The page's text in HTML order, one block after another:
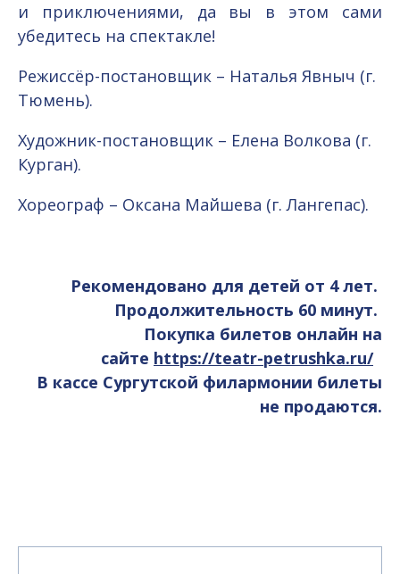
и приключениями, да вы в этом сами
убедитесь на спектакле!
Режиссёр-постановщик – Наталья Явныч (г.
Тюмень).
Художник-постановщик – Елена Волкова (г.
Курган).
Хореограф – Оксана Майшева (г. Лангепас).
Рекомендовано для детей от 4 лет.
Продолжительность 60 минут.
Покупка билетов онлайн на
сайте https://teatr-petrushka.ru/
В кассе Сургутской филармонии билеты
не продаются.